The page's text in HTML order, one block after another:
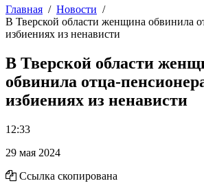
Главная
Новости
В Тверской области женщина обвинила
избиениях из ненависти
В Тверской области
обвинила отца-
избиениях из ненависти
12:33
29 мая 2024
Ссылка скопирована